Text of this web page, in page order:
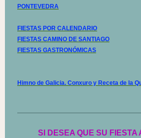
PONTEVEDRA
FIESTAS POR CALENDARIO
FIESTAS CAMINO DE SANTIAGO
FIESTAS GASTRONÓMICAS
Himno de Galicia. Conxuro y Receta de la
SI DESEA QUE SU FIESTA